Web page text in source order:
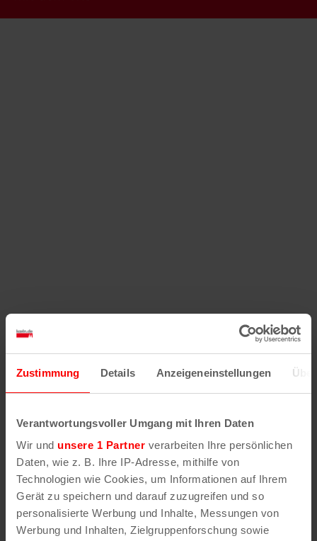
Zustimmung Details Anzeigeneinstellungen
Verantwortungsvoller Umgang mit Ihren Daten
Wir und unsere 1 Partner verarbeiten Ihre persönlichen
Daten, wie z. B. Ihre IP-Adresse, mithilfe von
Technologien wie Cookies, um Informationen auf Ihrem
Gerät zu speichern und darauf zuzugreifen und so
personalisierte Werbung und Inhalte, Messungen von
Werbung und Inhalten, Zielgruppenforschung sowie